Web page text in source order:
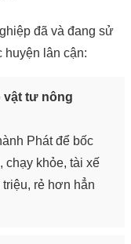
đã và đang sử
huyện lân cận:
vật tư nông
Phát để bốc
chạy khỏe, tài xế
rẻ hơn hẳn